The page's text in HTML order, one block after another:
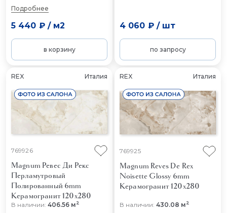
Подробнее
5 440 ₽/ м2
в корзину
4 060 ₽/ шт
по запросу
REX Италия
769926
Magnum Ревес Ди Рекс
Перламутровый
Полированный 6mm
Керамогранит 120x280
В наличии: 406.56 м2
REX Италия
769925
Magnum Reves De Rex
Noisette Glossy 6mm
Керамогранит 120x280
В наличии: 430.08 м2